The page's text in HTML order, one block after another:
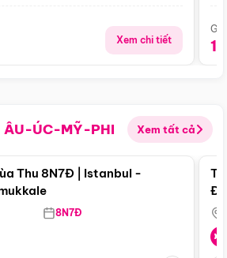
Xem chi tiết
ÂU-ÚC-MỸ-PHI Xem tất cả
Điểm nổi bật
Thu 8N7Đ | Istanbul -
8N7Đ